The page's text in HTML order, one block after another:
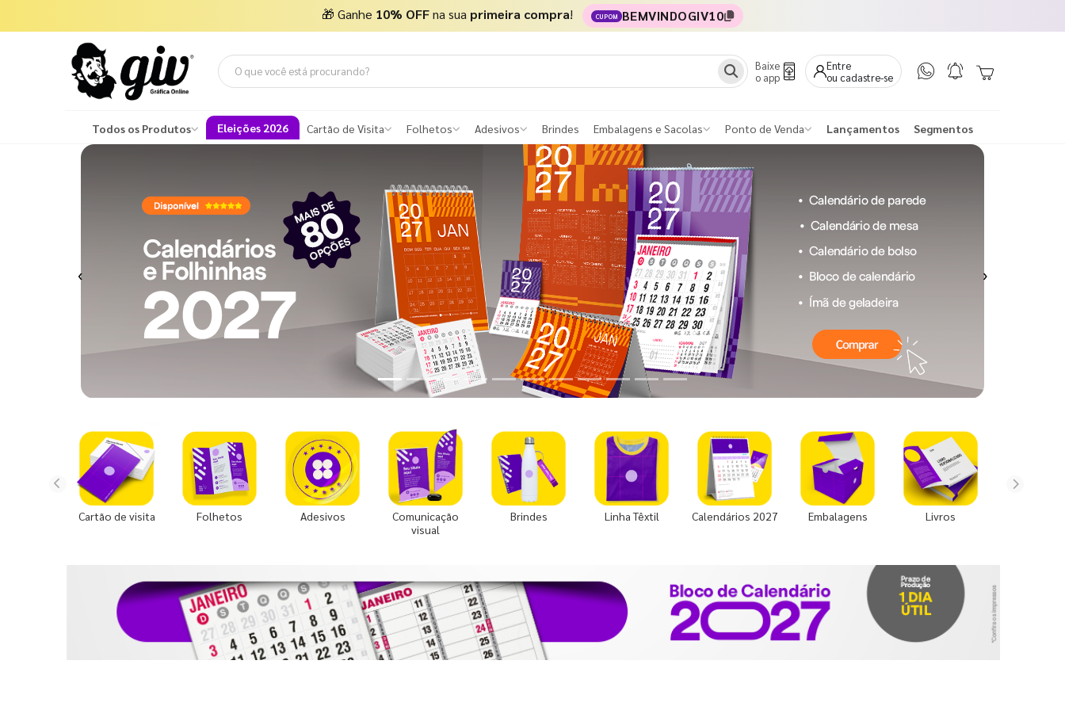
🎁 Ganhe 10% OFFna sua primeira compra! CUPOM BEMVINDOGIV10
Baixe
o app
Entre
ou cadastre-se
Todos os Produtos Eleições 2026 Cartão de Visita Folhetos Adesivos Brindes Embalagens e Sacolas Ponto de Venda Lançamentos Segmentos
Previous Next
Cartão de visita Folhetos Adesivos
Comunicação
visual
Brindes Linha Têxtil Calendários 2027 Embalagens Livros